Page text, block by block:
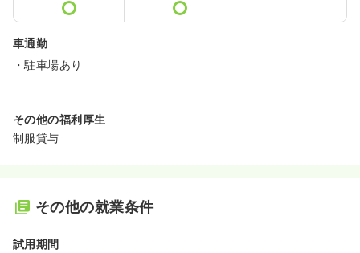
車通勤
・駐車場あり
その他の福利厚生
制服貸与
その他の就業条件
試用期間